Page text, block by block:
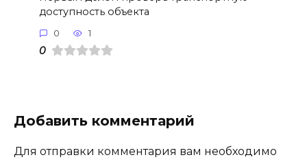
доступность объекта
0 1
0
Добавить комментарий
Для отправки комментария вам необходимо